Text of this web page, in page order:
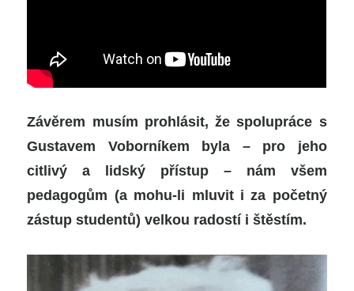
Závěrem musím prohlásit, že spolupráce s
Gustavem Voborníkem byla – pro jeho
citlivý a lidský přístup – nám všem
pedagogům (a mohu-li mluvit i za početný
zástup studentů) velkou radostí i štěstím.